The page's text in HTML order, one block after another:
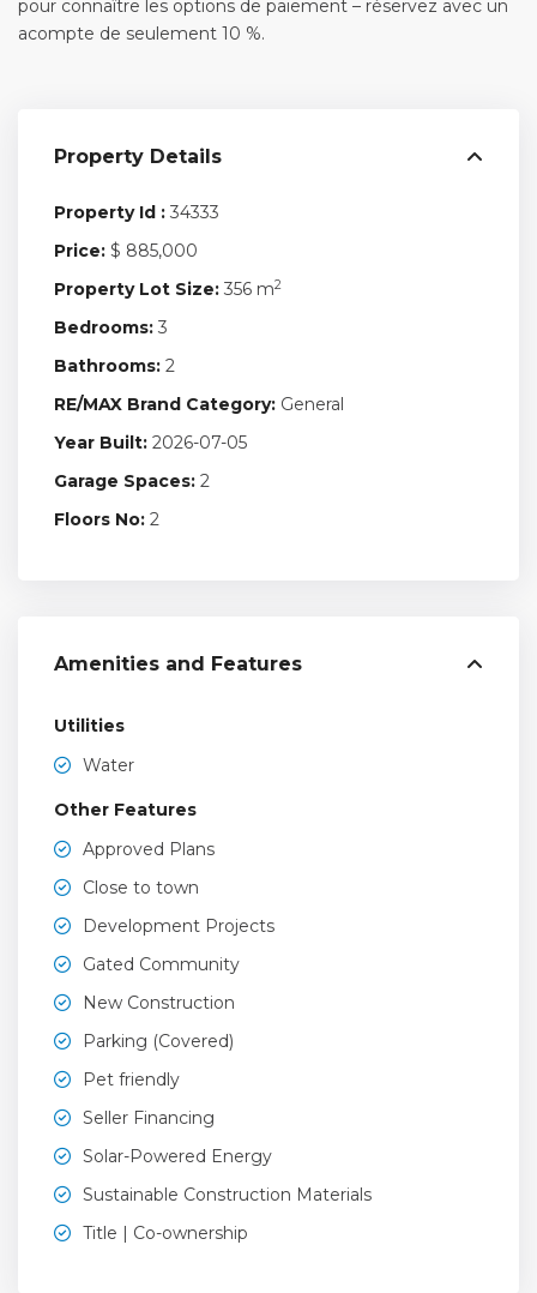
pour connaître les options de paiement – réservez avec un
acompte de seulement 10 %.
Property Details
Property Id : 34333
Price: $ 885,000
Property Lot Size: 356 m2
Bedrooms: 3
Bathrooms: 2
RE/MAX Brand Category: General
Year Built: 2026-07-05
Garage Spaces: 2
Floors No: 2
Amenities and Features
Utilities
Water
Other Features
Approved Plans
Close to town
Development Projects
Gated Community
New Construction
Parking (Covered)
Pet friendly
Seller Financing
Solar-Powered Energy
Sustainable Construction Materials
Title | Co-ownership